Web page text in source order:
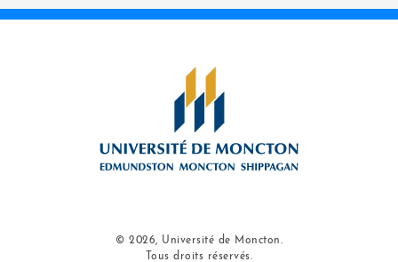
© 2026, Université de Moncton.
Tous droits réservés.